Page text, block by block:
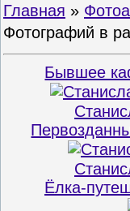
Главная »
Фотографий в
Бывшее
Ёлка-